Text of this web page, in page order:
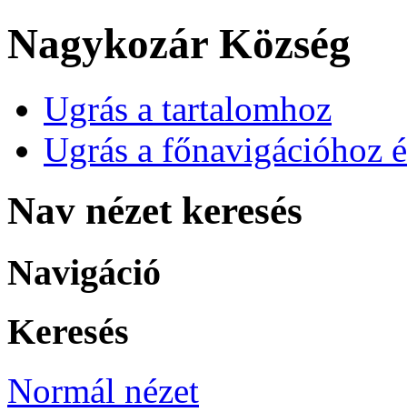
Nagykozár Község
Ugrás a tartalomhoz
Ugrás a főnavigációhoz
Nav nézet keresés
Navigáció
Keresés
Normál nézet